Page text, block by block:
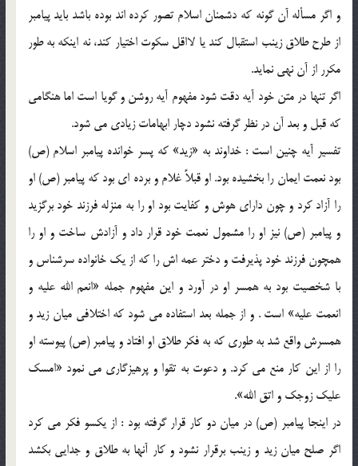
و اگر مسأله آن گونه كه دشمنان اسلام تصور كرده اند بوده باشد بايد پيامبر
از طرح طلاق زينب استقبال كند يا لااقل سكوت اختيار كند، نه اينكه به طور
مكرر از آن نهي نمايد.
اگر تنها در متن خود آيه دقت شود مفهوم آيه روشن و گويا است اما هنگامي
كه قبل و بعد آن در نظر گرفته نشود دچار ابهامات زيادي مي شود.
تفسير آيه چنين است : خداوند به «زيد» كه پسر خوانده پيامبر اسلام (ص)
بود نعمت ايمان را بخشيده بود. او قبلاً غلام و برده اي بود كه پيامبر (ص) او
را آزاد كرد و چون داراي هوش و كفايت بود او را به منزله فرزند خود برگزيد
و پيامبر (ص) نيز او را مشمول نعمت خود قرار داد و آزادش ساخت و او را
همچون فرزند خود پذيرفت و دختر عمه اش را كه از يك خانواده سرشناس و
با شخصيت بود به همسر او در آورد و اين مفهوم جمله «انعم الله عليه و
انعمت عليه» است . و از جمله بعد استفاده مي شود كه اختلافي ميان زيد و
همسرش واقع شد به طوري كه به فكر طلاق او افتاد و پيامبر (ص) پيوسته او
را از اين كار منع مي كرد. و دعوت به تقوا و پرهيزگاري مي نمود «امسك
عليك زوجك و اتق الله».
در اينجا پيامبر (ص) در ميان دو كار قرار گرفته بود : از يكسو فكر مي كرد
اگر صلح ميان زيد و زينب برقرار نشود و كار آنها به طلاق و جدايي بكشد